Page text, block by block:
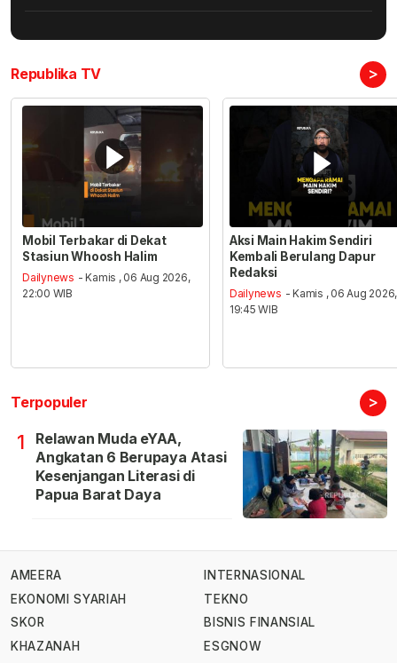
Republika TV >
Mobil Terbakar di Dekat
Stasiun Whoosh Halim
Dailynews - Kamis , 06 Aug 2026,
22:00 WIB
Aksi Main Hakim Sendiri
Kembali Berulang Dapur
Redaksi
Dailynews - Kamis , 06 Aug 2026,
19:45 WIB
Terpopuler >
1
Relawan Muda eYAA,
Angkatan 6 Berupaya Atasi
Kesenjangan Literasi di
Papua Barat Daya
AMEERA
EKONOMI SYARIAH
SKOR
KHAZANAH
INTERNASIONAL
TEKNO
BISNIS FINANSIAL
ESGNOW